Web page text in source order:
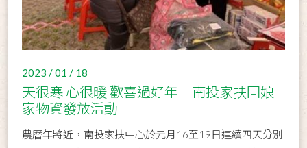
2023 / 01 / 18
天很寒 心很暖 歡喜過好年 南投家扶回娘
家物資發放活動
農曆年將近，南投家扶中心於元月16至19日連續四天分別